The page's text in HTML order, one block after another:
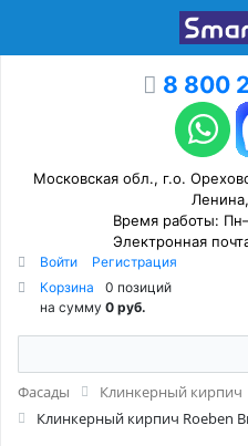
8 800
Московская обл., г.о.
Время работы:
Электронная
Войти
Регистрация
Корзина
0 позиций
на сумму 0 руб.
Фасады Клинкерный кирпич
Клинкерный кирпич Roeben